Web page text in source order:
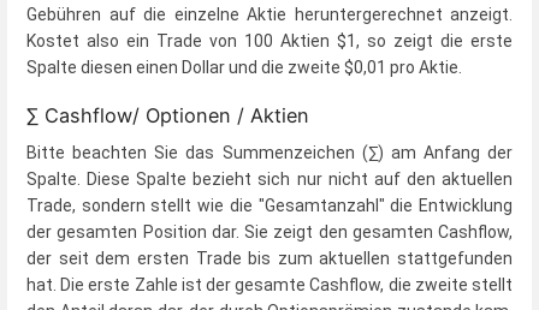
Gebühren auf die einzelne Aktie heruntergerechnet anzeigt.
Kostet also ein Trade von 100 Aktien $1, so zeigt die erste
Spalte diesen einen Dollar und die zweite $0,01 pro Aktie.
∑ Cashflow/ Optionen / Aktien
Bitte beachten Sie das Summenzeichen (∑) am Anfang der
Spalte. Diese Spalte bezieht sich nur nicht auf den aktuellen
Trade, sondern stellt wie die "Gesamtanzahl" die Entwicklung
der gesamten Position dar. Sie zeigt den gesamten Cashflow,
der seit dem ersten Trade bis zum aktuellen stattgefunden
hat. Die erste Zahle ist der gesamte Cashflow, die zweite stellt